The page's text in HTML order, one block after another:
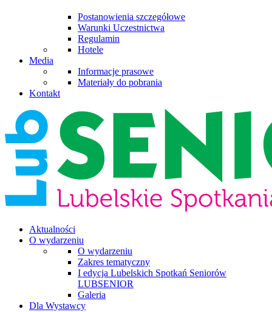
Postanowienia szczegółowe
Warunki Uczestnictwa
Regulamin
Hotele
Media
Informacje prasowe
Materiały do pobrania
Kontakt
Aktualności
O wydarzeniu
O wydarzeniu
Zakres tematyczny
I edycja Lubelskich Spotkań Seniorów
LUBSENIOR
Galeria
Dla Wystawcy